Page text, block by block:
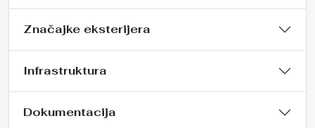
Značajke eksterijera
Infrastruktura
Dokumentacija